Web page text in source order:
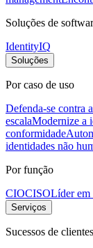
Soluções de
IdentityIQ
Soluções
Por caso de uso
Defenda-se contra
escalaModernize a
conformidade
identidades não
Por função
CIOCISOLíder em
Serviços
Sucessos de clientes